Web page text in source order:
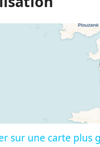
sur une carte plus